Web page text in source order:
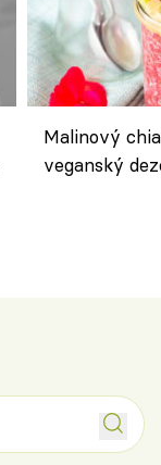
Malinový
veganský